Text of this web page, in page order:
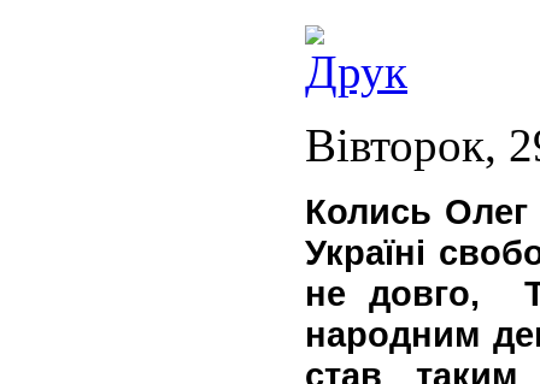
Вівторок,
Колись
Україні
не довго,
народним
став таким